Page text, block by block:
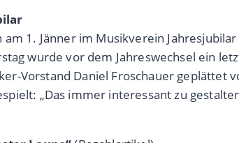
1. Jänner im Musikverein
wurde vor dem Jahreswechsel ein
Vorstand Daniel Froschauer geplättet
„Das immer interessant zu